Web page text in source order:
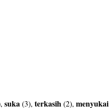
suka(3), terkasih(2), menyukai